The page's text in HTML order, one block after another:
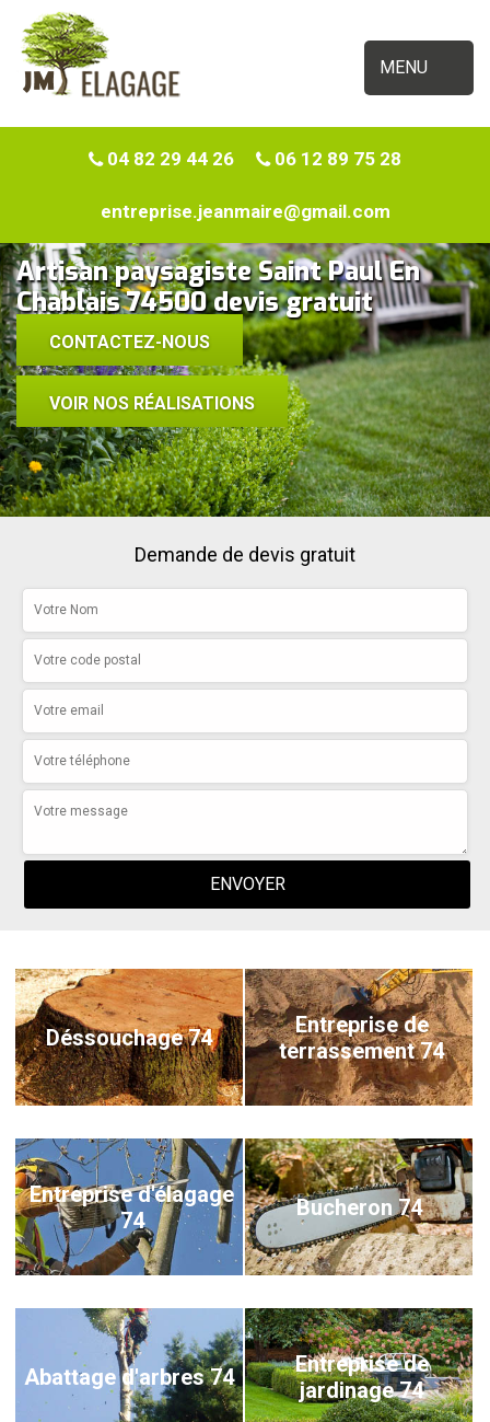
MENU
04 82 29 44 26 06 12 89 75 28
entreprise.jeanmaire@gmail.com
Artisan paysagiste Saint Paul En
Chablais 74500 devis gratuit
CONTACTEZ-NOUS
VOIR NOS RÉALISATIONS
Demande de devis gratuit
Déssouchage 74
Entreprise de
terrassement 74
Entreprise d'élagage
74
Bucheron 74
Abattage d'arbres 74
Entreprise de
jardinage 74